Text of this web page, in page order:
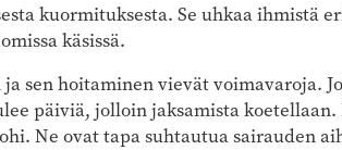
kuormituksesta. Se uhkaa ihmistä
käsissä.
sen hoitaminen vievät voimavaroja.
päiviä, jolloin jaksamista
Ne ovat tapa suhtautua sairauden